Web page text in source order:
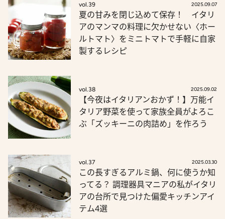
vol.39 2025.09.07
夏の甘みを閉じ込めて保存！ イタリ
アのマンマの料理に欠かせない〈ホー
ルトマト〉をミニトマトで手軽に自家
製するレシピ
vol.38 2025.09.02
【今夜はイタリアンおかず！】万能イ
タリア野菜を使って家族全員がよろこ
ぶ「ズッキーニの肉詰め」を作ろう
vol.37 2025.03.30
この長すぎるアルミ鍋、何に使うか知
ってる？ 調理器具マニアの私がイタリ
アの台所で見つけた偏愛キッチンアイ
テム4選